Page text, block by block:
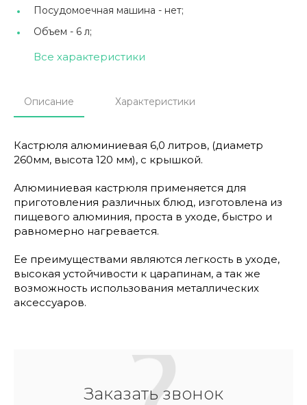
Посудомоечная машина - нет;
Объем - 6 л;
Все характеристики
Описание Характеристики
Кастрюля алюминиевая 6,0 литров, (диаметр
260мм, высота 120 мм), с крышкой.
Алюминиевая кастрюля применяется для
приготовления различных блюд, изготовлена из
пищевого алюминия, проста в уходе, быстро и
равномерно нагревается.
Ее преимуществами являются легкость в уходе,
высокая устойчивости к царапинам, а так же
возможность использования металлических
аксессуаров.
Заказать звонок